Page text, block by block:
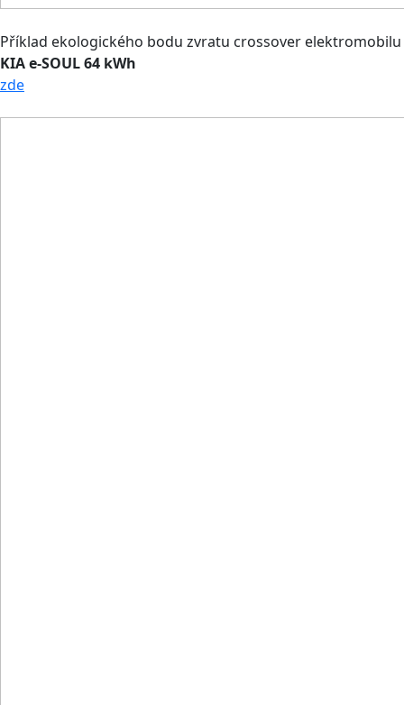
Příklad ekologického bodu zvratu crossover elektromobilu
KIA e-SOUL 64 kWh
zde